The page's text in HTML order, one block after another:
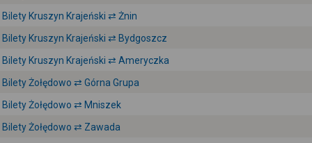
Bilety Kruszyn Krajeński ⇄ Żnin
Bilety Kruszyn Krajeński ⇄ Bydgoszcz
Bilety Kruszyn Krajeński ⇄ Ameryczka
Bilety Żołędowo ⇄ Górna Grupa
Bilety Żołędowo ⇄ Mniszek
Bilety Żołędowo ⇄ Zawada